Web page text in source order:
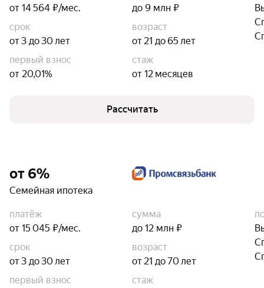
от 14 564 ₽/мес.
до 9 млн ₽
срок
от 3 до 30 лет
возраст
от 21 до 65 лет
первый взнос
от 20,01%
стаж
от 12 месяцев
Рассчитать
от 6%
Семейная ипотека
платёж
от 15 045 ₽/мес.
сумма
до 12 млн ₽
срок
от 3 до 30 лет
возраст
от 21 до 70 лет
первый взнос
стаж